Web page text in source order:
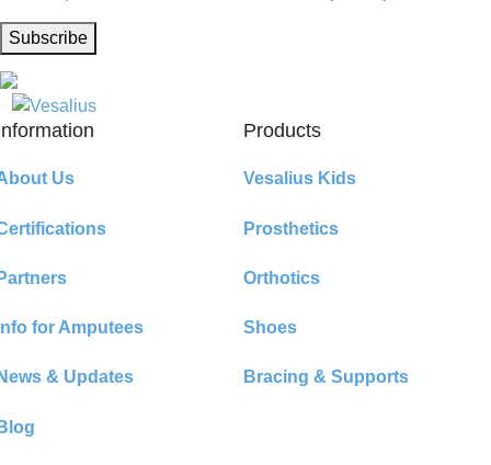
Subscribe
Us
for Amputees
& Updates
Products
Vesalius Kids
Prosthetics
Orthotics
Shoes
Bracing & Supports